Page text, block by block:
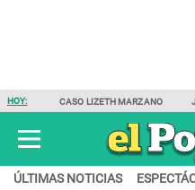
HOY: CASO LIZETH MARZANO
ÚLTIMAS NOTICIAS